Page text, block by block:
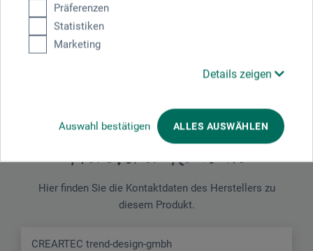
Präferenzen
Statistiken
Marketing
Details zeigen
Auswahl bestätigen ALLES AUSWÄHLEN
Schreiben Sie die erste Bewertung zu diesem Produkt
JETZT PRODUKT BEWERTEN
Hersteller-Kontakt
Hier finden Sie die Kontaktdaten des Herstellers zu
diesem Produkt.
CREARTEC trend-design-gmbh